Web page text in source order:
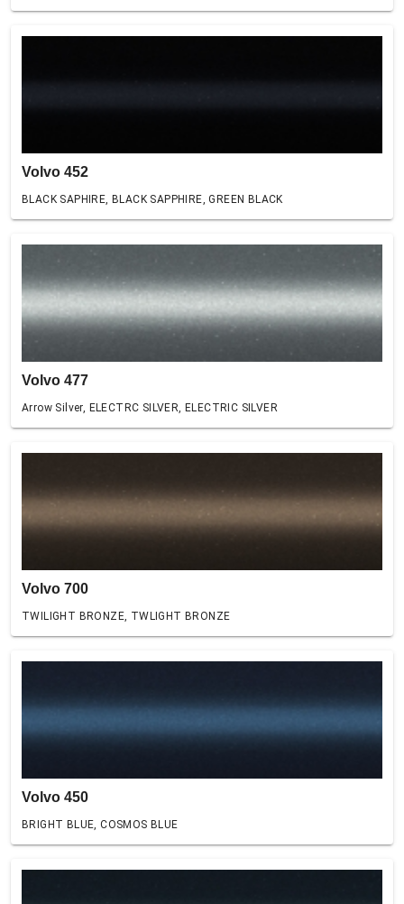
Volvo 452
BLACK SAPHIRE, BLACK SAPPHIRE, GREEN BLACK
Volvo 477
Arrow Silver, ELECTRC SILVER, ELECTRIC SILVER
Volvo 700
TWILIGHT BRONZE, TWLIGHT BRONZE
Volvo 450
BRIGHT BLUE, COSMOS BLUE